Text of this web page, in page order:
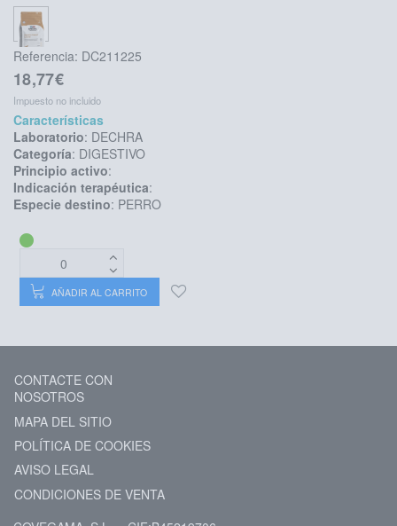
Referencia: DC211225
18,77€
Impuesto no incluido
Características
Laboratorio: DECHRA
Categoría: DIGESTIVO
Principio activo:
Indicación terapéutica:
Especie destino: PERRO
AÑADIR AL CARRITO
CONTACTE CON
NOSOTROS
MAPA DEL SITIO
POLÍTICA DE COOKIES
AVISO LEGAL
CONDICIONES DE VENTA